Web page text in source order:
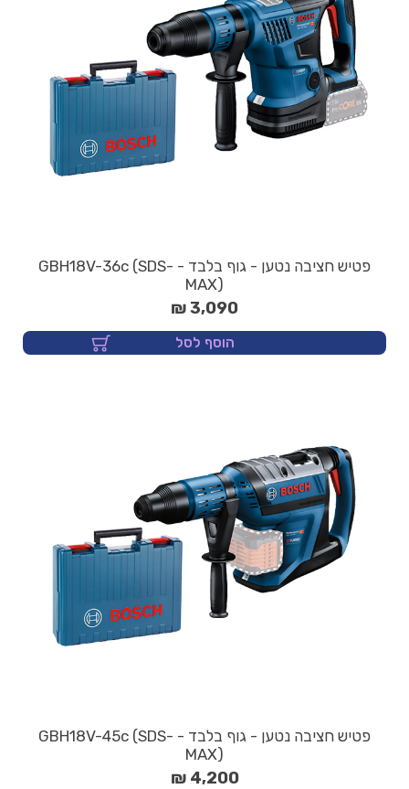
פטיש חציבה נטען - גוף בלבד - GBH18V-36c (SDS-
MAX)
3,090 ₪
הוסף לסל
פטיש חציבה נטען - גוף בלבד - GBH18V-45c (SDS-
MAX)
4,200 ₪